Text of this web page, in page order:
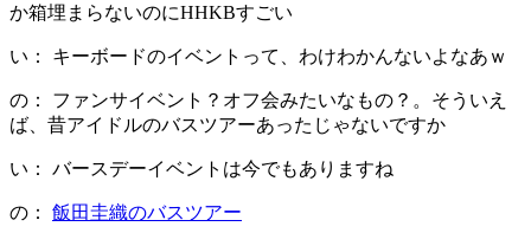
か箱埋まらないのにHHKBすごい
い： キーボードのイベントって、わけわかんないよなあｗ
の： ファンサイベント？オフ会みたいなもの？。そういえ
ば、昔アイドルのバスツアーあったじゃないですか
い： バースデーイベントは今でもありますね
の： 飯田圭織のバスツアー